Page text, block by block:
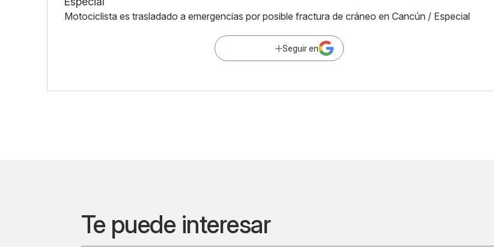
Motociclista es trasladado a emergencias por posible fractura de cráneo en Cancún / Especial
Seguir en
Te puede interesar